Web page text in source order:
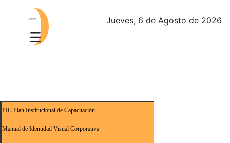
Jueves, 6 de Agosto de 2026
PIC Plan Institucional de Capacitación
Manual de Identidad Visual Corporativa